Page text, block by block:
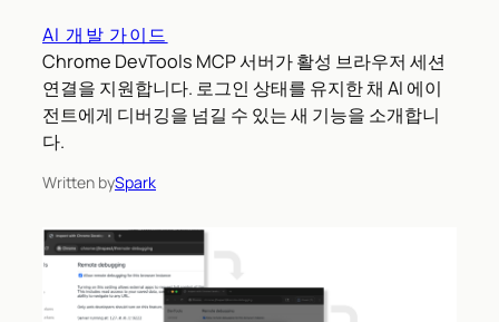
AI 개발 가이드
Chrome DevTools MCP 서버가 활성 브라우저 세션
연결을 지원합니다. 로그인 상태를 유지한 채 AI 에이
전트에게 디버깅을 넘길 수 있는 새 기능을 소개합니
다.
Written bySpark